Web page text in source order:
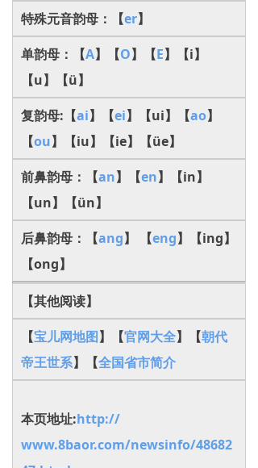
特殊元音韵母：【er】
单韵母：【A】【O】【E】【i】
【u】【ü】
复韵母:【ai】【ei】【ui】【ao】
【ou】【iu】【ie】【üe】
前鼻韵母：【an】【en】【in】
【un】【ün】
后鼻韵母：【ang】 【eng】【ing】
【ong】
【其他阅读】
【宝儿网地图】【官网大全】【朝代
帝王世系】 【全国省市简介
本页地址:http://
www.8baor.com/newsinfo/48682